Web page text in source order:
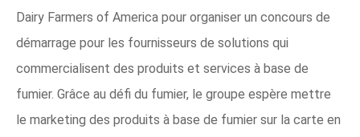
Dairy Farmers of America pour organiser un concours de
démarrage pour les fournisseurs de solutions qui
commercialisent des produits et services à base de
fumier. Grâce au défi du fumier, le groupe espère mettre
le marketing des produits à base de fumier sur la carte en